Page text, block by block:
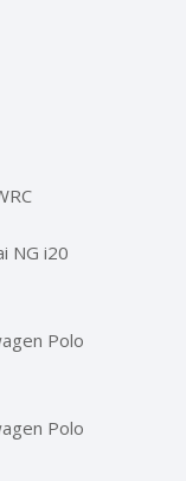
NG i20
Polo
Polo